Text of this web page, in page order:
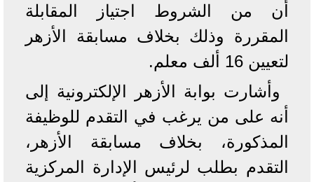
أن من الشروط اجتياز المقابلة
المقررة وذلك بخلاف مسابقة الأزهر
لتعيين 16 ألف معلم.
وأشارت بوابة الأزهر الإلكترونية إلى
أنه على من يرغب في التقدم للوظيفة
المذكورة، بخلاف مسابقة الأزهر،
التقدم بطلب لرئيس الإدارة المركزية